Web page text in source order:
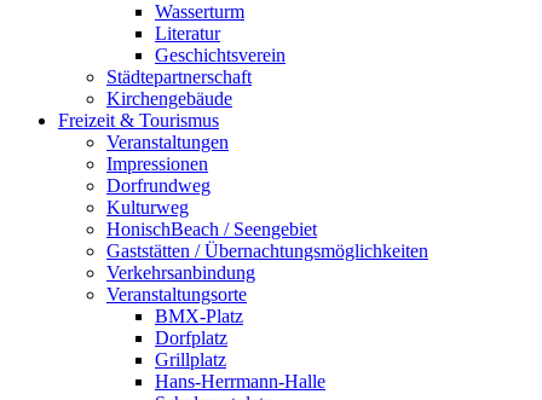
Wasserturm
Literatur
Geschichtsverein
Städtepartnerschaft
Kirchengebäude
Freizeit & Tourismus
Veranstaltungen
Impressionen
Dorfrundweg
Kulturweg
HonischBeach / Seengebiet
Gaststätten / Übernachtungsmöglichkeiten
Verkehrsanbindung
Veranstaltungsorte
BMX-Platz
Dorfplatz
Grillplatz
Hans-Herrmann-Halle